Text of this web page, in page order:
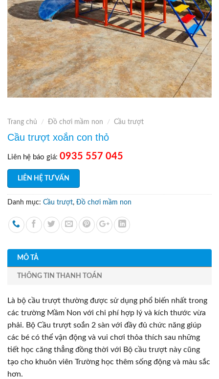
Trang chủ / Đồ chơi mầm non / Cầu trượt
Cầu trượt xoắn con thỏ
Liên hệ báo giá: 0935 557 045
LIÊN HỆ TƯ VẤN
Danh mục: Cầu trượt, Đồ chơi mầm non
MÔ TẢ
THÔNG TIN THANH TOÁN
Là bộ cầu trượt thường được sử dụng phổ biến nhất trong
các trường Mầm Non với chi phí hợp lý và kích thước vừa
phải. Bộ Cầu trượt soắn 2 sàn với đầy đủ chức năng giúp
các bé có thể vận động và vui chơi thỏa thích sau những
tiết học căng thẳng đồng thời với Bộ cầu trượt này cũng
tạo cho khuôn viên Trường học thêm sống động và màu sắc
hơn.